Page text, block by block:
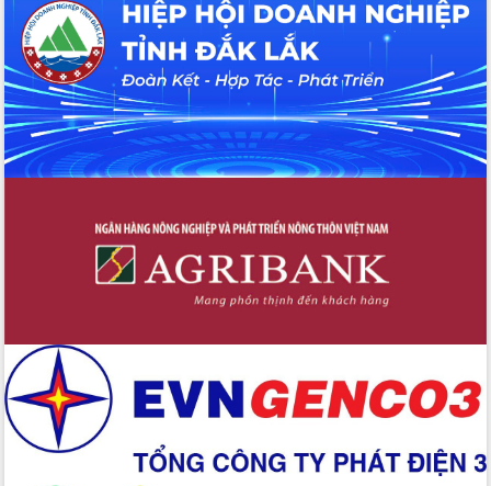
Tháo gỡ những vướng mắc, đẩy mạnh
công tác cải cách thủ tục hành chính
tại Trung tâm Phục vụ hành chính
công tỉnh
Đắk Lắk: Tôn vinh 46 giải pháp tại Hội
thi Sáng tạo Kỹ thuật 2024 - 2025
Đắk Lắk rà soát, điều chỉnh Đề án 190
Trương Công Thái kiểm tra thực địa
Dự án cao tốc Khánh Hòa - Buôn Ma
Định vị cà phê Việt Nam như một “di
Xây dựng nông thôn mới: Nâng cao đời
sống người dân từ những mô hình thiết
thực
Quyết liệt tháo gỡ vướng mắc, đẩy
nhanh tiến độ các dự án trọng điểm
trong Khu kinh tế Nam Phú Yên